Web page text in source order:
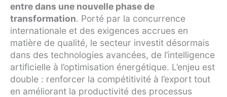
entre dans une nouvelle phase de
transformation. Porté par la concurrence
internationale et des exigences accrues en
matière de qualité, le secteur investit désormais
dans des technologies avancées, de l’intelligence
artificielle à l’optimisation énergétique. L’enjeu est
double : renforcer la compétitivité à l’export tout
en améliorant la productivité des processus